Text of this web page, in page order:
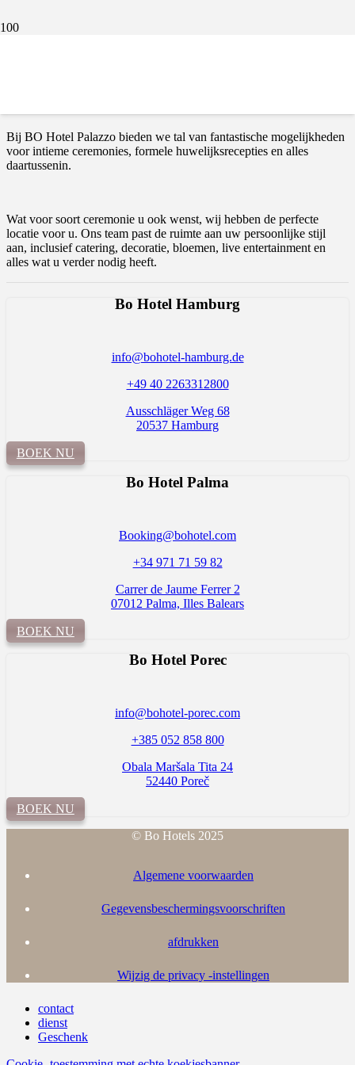
Bij BO Hotel Palazzo bieden we tal van fantastische mogelijkheden
voor intieme ceremonies, formele huwelijksrecepties en alles
daartussenin.
Wat voor soort ceremonie u ook wenst, wij hebben de perfecte
locatie voor u. Ons team past de ruimte aan uw persoonlijke stijl
aan, inclusief catering, decoratie, bloemen, live entertainment en
alles wat u verder nodig heeft.
Bo Hotel Hamburg
info@bohotel-hamburg.de
+49 40 2263312800
Ausschläger Weg 68
20537 Hamburg
BOEK NU
Bo Hotel Palma
Booking@bohotel.com
+34 971 71 59 82
Carrer de Jaume Ferrer 2
07012 Palma, Illes Balears
BOEK NU
Bo Hotel Porec
info@bohotel-porec.com
+385 052 858 800
Obala Maršala Tita 24
52440 Poreč
BOEK NU
© Bo Hotels 2025
Algemene voorwaarden
Gegevensbeschermingsvoorschriften
afdrukken
Wijzig de privacy -instellingen
contact
dienst
Geschenk